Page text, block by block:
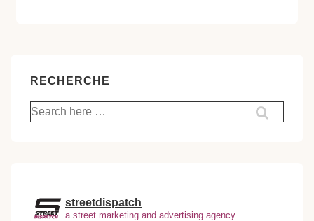
RECHERCHE
Recherche
pour:
streetdispatch
a street marketing and advertising agency